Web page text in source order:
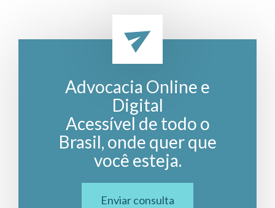
Advocacia Online e
Digital
Acessível de todo o
Brasil, onde quer que
você esteja.
Enviar consulta